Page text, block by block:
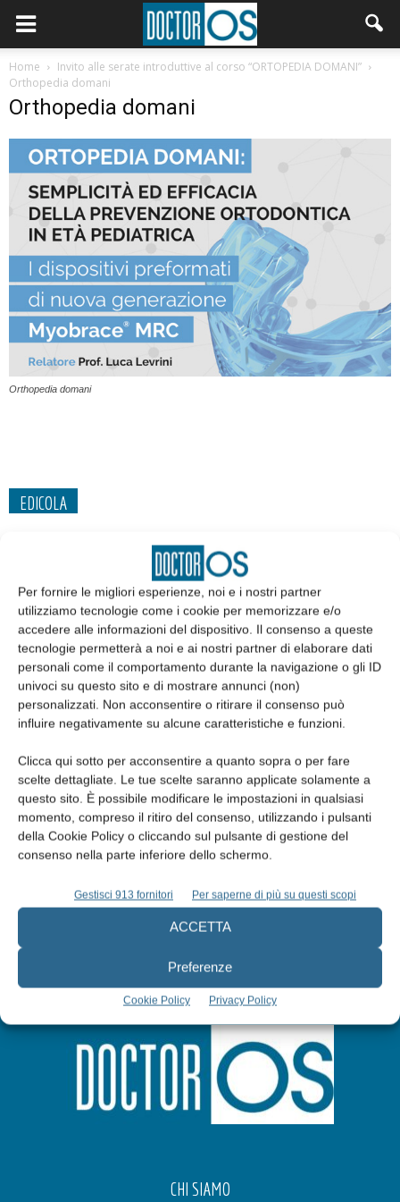
Per fornire le migliori esperienze, noi e i nostri partner
utilizziamo tecnologie come i cookie per memorizzare e/o
accedere alle informazioni del dispositivo. Il consenso a queste
tecnologie permetterà a noi e ai nostri partner di elaborare dati
personali come il comportamento durante la navigazione o gli ID
univoci su questo sito e di mostrare annunci (non)
personalizzati. Non acconsentire o ritirare il consenso può
influire negativamente su alcune caratteristiche e funzioni.
Clicca qui sotto per acconsentire a quanto sopra o per fare
scelte dettagliate. Le tue scelte saranno applicate solamente a
questo sito. È possibile modificare le impostazioni in qualsiasi
momento, compreso il ritiro del consenso, utilizzando i pulsanti
della Cookie Policy o cliccando sul pulsante di gestione del
consenso nella parte inferiore dello schermo.
Gestisci 913 fornitori Per saperne di più su questi scopi
ACCETTA
Preferenze
Cookie Policy Privacy Policy
Home
Invito alle serate introduttive al corso “ORTOPEDIA DOMANI”
Orthopedia domani
Orthopedia domani
Orthopedia domani
EDICOLA
Abbonati
Iscriviti alla newsletter
CHI SIAMO